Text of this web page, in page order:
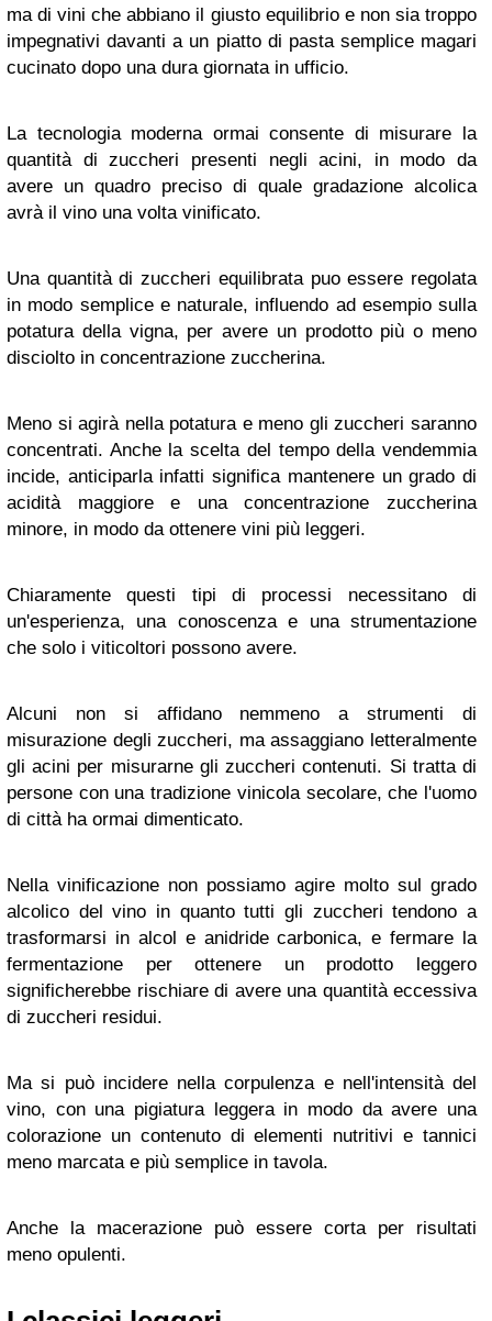
ma di vini che abbiano il giusto equilibrio e non sia troppo
impegnativi davanti a un piatto di pasta semplice magari
cucinato dopo una dura giornata in ufficio.
La tecnologia moderna ormai consente di misurare la
quantità di zuccheri presenti negli acini, in modo da
avere un quadro preciso di quale gradazione alcolica
avrà il vino una volta vinificato.
Una quantità di zuccheri equilibrata puo essere regolata
in modo semplice e naturale, influendo ad esempio sulla
potatura della vigna, per avere un prodotto più o meno
disciolto in concentrazione zuccherina.
Meno si agirà nella potatura e meno gli zuccheri saranno
concentrati. Anche la scelta del tempo della vendemmia
incide, anticiparla infatti significa mantenere un grado di
acidità maggiore e una concentrazione zuccherina
minore, in modo da ottenere vini più leggeri.
Chiaramente questi tipi di processi necessitano di
un'esperienza, una conoscenza e una strumentazione
che solo i viticoltori possono avere.
Alcuni non si affidano nemmeno a strumenti di
misurazione degli zuccheri, ma assaggiano letteralmente
gli acini per misurarne gli zuccheri contenuti. Si tratta di
persone con una tradizione vinicola secolare, che l'uomo
di città ha ormai dimenticato.
Nella vinificazione non possiamo agire molto sul grado
alcolico del vino in quanto tutti gli zuccheri tendono a
trasformarsi in alcol e anidride carbonica, e fermare la
fermentazione per ottenere un prodotto leggero
significherebbe rischiare di avere una quantità eccessiva
di zuccheri residui.
Ma si può incidere nella corpulenza e nell'intensità del
vino, con una pigiatura leggera in modo da avere una
colorazione un contenuto di elementi nutritivi e tannici
meno marcata e più semplice in tavola.
Anche la macerazione può essere corta per risultati
meno opulenti.